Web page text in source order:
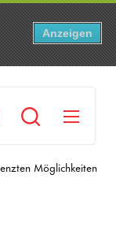
Anzeigen
Möglichkeiten